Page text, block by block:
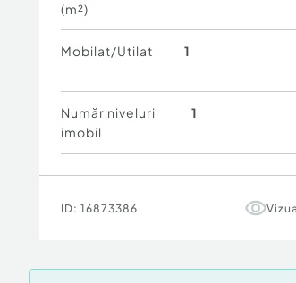
Număr niveluri imobil:
Număr Băi:2
Curent
Canalizare
(m²)
Mobilat/Utilat 1
Număr niveluri
imobil
1
ID: 16873386